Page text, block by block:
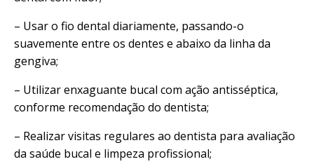
– Usar o fio dental diariamente, passando-o
suavemente entre os dentes e abaixo da linha da
gengiva;
– Utilizar enxaguante bucal com ação antisséptica,
conforme recomendação do dentista;
– Realizar visitas regulares ao dentista para avaliação
da saúde bucal e limpeza profissional;